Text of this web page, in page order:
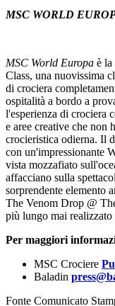
sfidanti, ma anche la
profumi ed è
guidata da una storia
Teo Musso è la forza
"padre" del movimento
figura del settore a
concetto di
subito i suoi prodotti ai
Convinto sostenitore
delle materie prime per
produzione di birra
avuto grande successo
ancora prodotte poco
(Piozzo) in Piemonte.
attratto l’interesse di
agricoltori, gli hanno
nella ricerca degli
I valori di Teo Musso si
crocieristico, così
accoglierà i suoi primi
trascorrerà la sua